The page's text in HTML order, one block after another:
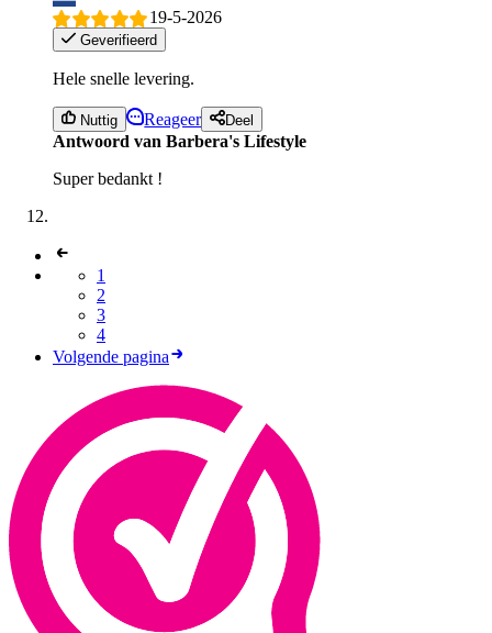
19-5-2026
Geverifieerd
Hele snelle levering.
Nuttig Reageer Deel
Antwoord van Barbera's Lifestyle
Super bedankt !
1
2
3
4
Volgende pagina